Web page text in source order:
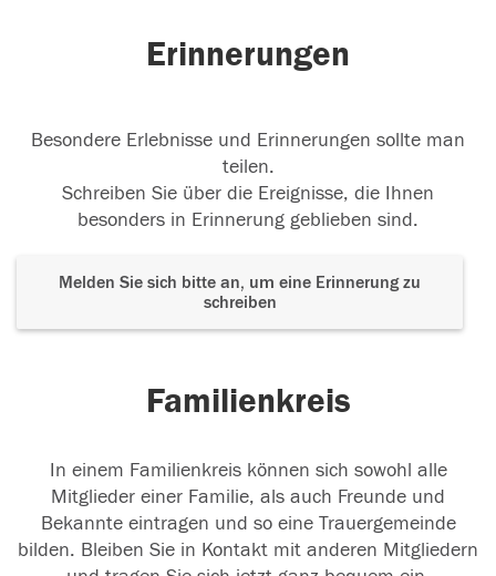
Erinnerungen
Besondere Erlebnisse und Erinnerungen sollte man
teilen.
Schreiben Sie über die Ereignisse, die Ihnen
besonders in Erinnerung geblieben sind.
Melden Sie sich bitte an, um eine Erinnerung zu
schreiben
Familienkreis
In einem Familienkreis können sich sowohl alle
Mitglieder einer Familie, als auch Freunde und
Bekannte eintragen und so eine Trauergemeinde
bilden. Bleiben Sie in Kontakt mit anderen Mitgliedern